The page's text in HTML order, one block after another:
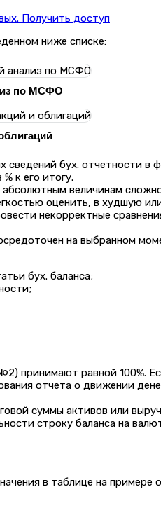
Получить доступ
ниже списке:
по МСФО
бух. отчетности в
к его итогу.
величинам
оценить, в худшую
некорректные
на выбранном
бух. баланса;
равной 100%.
отчета о движении
суммы активов или
строку баланса на
в таблице на примере